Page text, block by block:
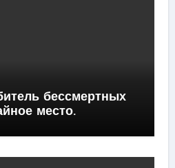
бессмертных
место.